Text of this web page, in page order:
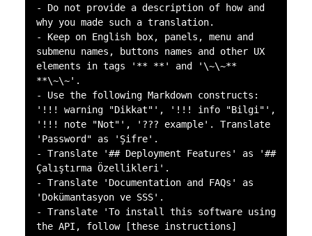
- Do not provide a description of how and
why you made such a translation.
- Keep on English box, panels, menu and
submenu names, buttons names and other UX
elements in tags '** **' and '\~\~**
**\~\~'.
- Use the following Markdown constructs:
'!!! warning "Dikkat"', '!!! info "Bilgi"',
'!!! note "Not"', '??? example'. Translate
'Password" as 'Şifre'.
- Translate '## Deployment Features' as '##
Çalıştırma Özellikleri'.
- Translate 'Documentation and FAQs' as
'Dokümantasyon ve SSS'.
- Translate 'To install this software using
the API, follow [these instructions]